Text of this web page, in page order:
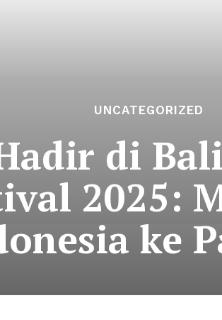
UNCATEGORIZED
di
2025:
ke